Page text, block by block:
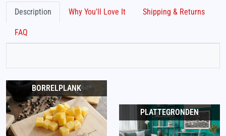
Description Why You'll Love It Shipping & Returns
FAQ
BORRELPLANK
PLATTEGRONDEN